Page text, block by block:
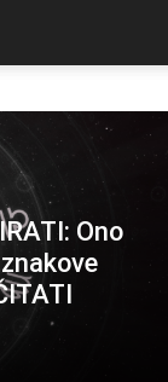
Ono